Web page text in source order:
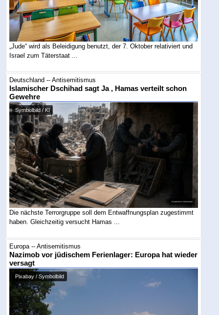
„Jude“ wird als Beleidigung benutzt, der 7. Oktober relativiert und
Israel zum Täterstaat ...
Deutschland -- Antisemitismus
Islamischer Dschihad sagt Ja , Hamas verteilt schon
Gewehre
Symbolbild / KI
Die nächste Terrorgruppe soll dem Entwaffnungsplan zugestimmt
haben. Gleichzeitig versucht Hamas ...
Europa -- Antisemitismus
Nazimob vor jüdischem Ferienlager: Europa hat wieder
versagt
Pixabay / Symbolbild